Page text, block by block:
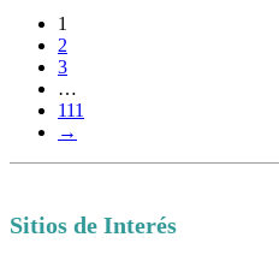
1
2
3
…
111
→
Sitios de Interés